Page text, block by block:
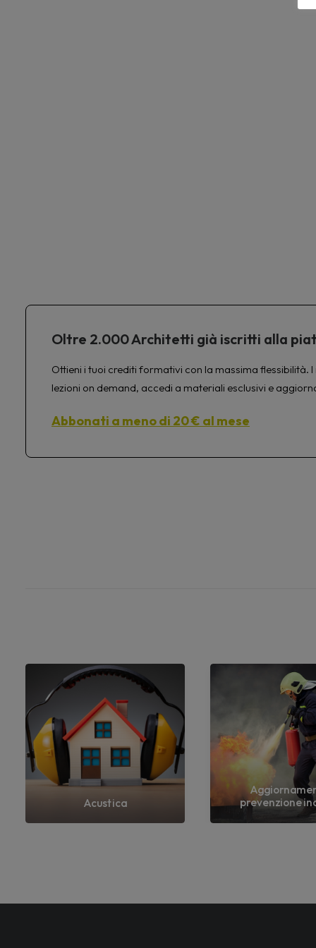
Oltre 2.000 Architetti già iscritti alla
Ottieni i tuoi crediti formativi con la massima
lezioni on demand, accedi a materiali esclusivi e
Abbonati a meno di 20 € al mese
Acustica
prevenzione